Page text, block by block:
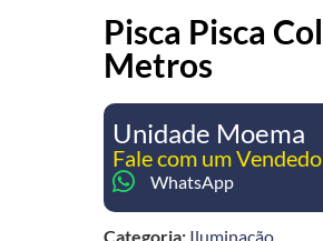
Pisca Pisca
Metros
Unidade Moema
Fale com um
WhatsApp
Categoria: Iluminação